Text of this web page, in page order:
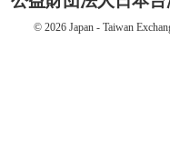
© 2026 Japan - Taiwan